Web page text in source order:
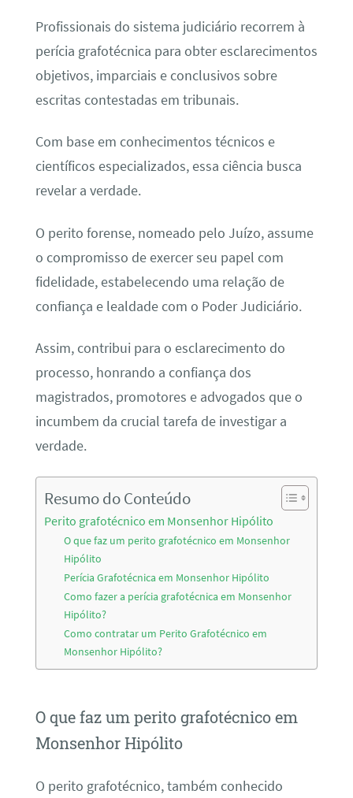
Profissionais do sistema judiciário recorrem à
perícia grafotécnica para obter esclarecimentos
objetivos, imparciais e conclusivos sobre
escritas contestadas em tribunais.
Com base em conhecimentos técnicos e
científicos especializados, essa ciência busca
revelar a verdade.
O perito forense, nomeado pelo Juízo, assume
o compromisso de exercer seu papel com
fidelidade, estabelecendo uma relação de
confiança e lealdade com o Poder Judiciário.
Assim, contribui para o esclarecimento do
processo, honrando a confiança dos
magistrados, promotores e advogados que o
incumbem da crucial tarefa de investigar a
verdade.
Resumo do Conteúdo
Perito grafotécnico em Monsenhor Hipólito
O que faz um perito grafotécnico em Monsenhor
Hipólito
Perícia Grafotécnica em Monsenhor Hipólito
Como fazer a perícia grafotécnica em Monsenhor
Hipólito?
Como contratar um Perito Grafotécnico em
Monsenhor Hipólito?
O que faz um perito grafotécnico em
Monsenhor Hipólito
O perito grafotécnico, também conhecido